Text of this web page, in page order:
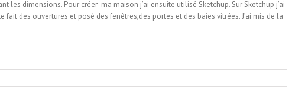
dimensions. Pour créer ma maison j’ai ensuite utilisé Sketchup. Sur Sketchup j’ai
des ouvertures et posé des fenêtres,des portes et des baies vitrées. J’ai mis de la